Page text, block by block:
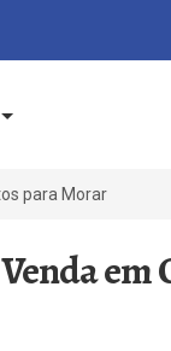
para Morar
em